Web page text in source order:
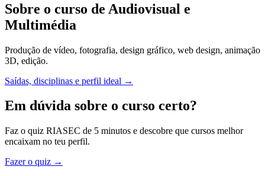
Sobre o curso de Audiovisual e
Multimédia
Produção de vídeo, fotografia, design gráfico, web design, animação
3D, edição.
Saídas, disciplinas e perfil ideal →
Em dúvida sobre o curso certo?
Faz o quiz RIASEC de 5 minutos e descobre que cursos melhor
encaixam no teu perfil.
Fazer o quiz →